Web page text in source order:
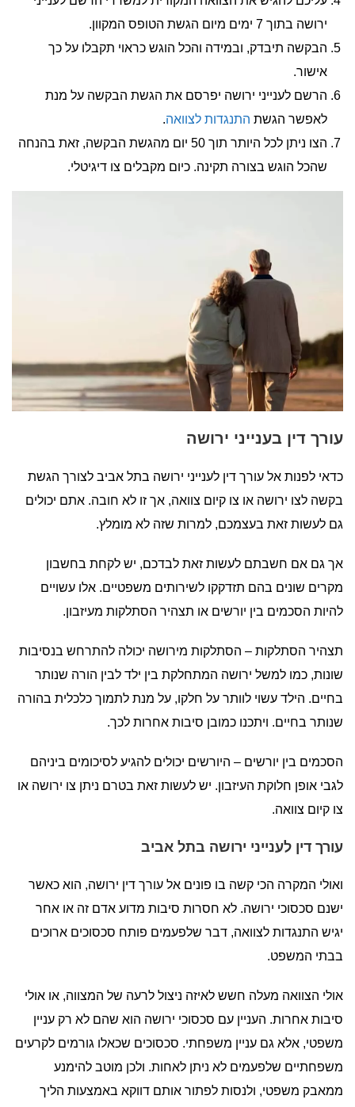
ירושה בתוך 7 ימים מיום הגשת הטופס המקוון.
הבקשה תיבדק, ובמידה והכל הוגש כראוי תקבלו על כך
אישור.
הרשם לענייני ירושה יפרסם את הגשת הבקשה על מנת
לאפשר הגשת התנגדות לצוואה.
הצו ניתן לכל היותר תוך 50 יום מהגשת הבקשה, זאת בהנחה
שהכל הוגש בצורה תקינה. כיום מקבלים צו דיגיטלי.
עורך דין בענייני ירושה
כדאי לפנות אל עורך דין לענייני ירושה בתל אביב לצורך הגשת
בקשה לצו ירושה או צו קיום צוואה, אך זו לא חובה. אתם יכולים
גם לעשות זאת בעצמכם, למרות שזה לא מומלץ.
אך גם אם חשבתם לעשות זאת לבדכם, יש לקחת בחשבון
מקרים שונים בהם תזדקקו לשירותים משפטיים. אלו עשויים
להיות הסכמים בין יורשים או תצהיר הסתלקות מעיזבון.
תצהיר הסתלקות – הסתלקות מירושה יכולה להתרחש בנסיבות
שונות, כמו למשל ירושה המתחלקת בין ילד לבין הורה שנותר
בחיים. הילד עשוי לוותר על חלקו, על מנת לתמוך כלכלית בהורה
שנותר בחיים. ויתכנו כמובן סיבות אחרות לכך.
הסכמים בין יורשים – היורשים יכולים להגיע לסיכומים ביניהם
לגבי אופן חלוקת העיזבון. יש לעשות זאת בטרם ניתן צו ירושה או
צו קיום צוואה.
עורך דין לענייני ירושה בתל אביב
ואולי המקרה הכי קשה בו פונים אל עורך דין ירושה, הוא כאשר
ישנם סכסוכי ירושה. לא חסרות סיבות מדוע אדם זה או אחר
יגיש התנגדות לצוואה, דבר שלפעמים פותח סכסוכים ארוכים
בבתי המשפט.
אולי הצוואה מעלה חשש לאיזה ניצול לרעה של המצווה, או אולי
סיבות אחרות. העניין עם סכסוכי ירושה הוא שהם לא רק עניין
משפטי, אלא גם עניין משפחתי. סכסוכים שכאלו גורמים לקרעים
משפחתיים שלפעמים לא ניתן לאחות. ולכן מוטב להימנע
ממאבק משפטי, ולנסות לפתור אותם דווקא באמצעות הליך